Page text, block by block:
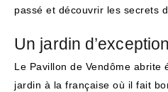
passé et découvrir les secrets
Un jardin d’exception
Le Pavillon de Vendôme abrite
jardin à la française où il fait